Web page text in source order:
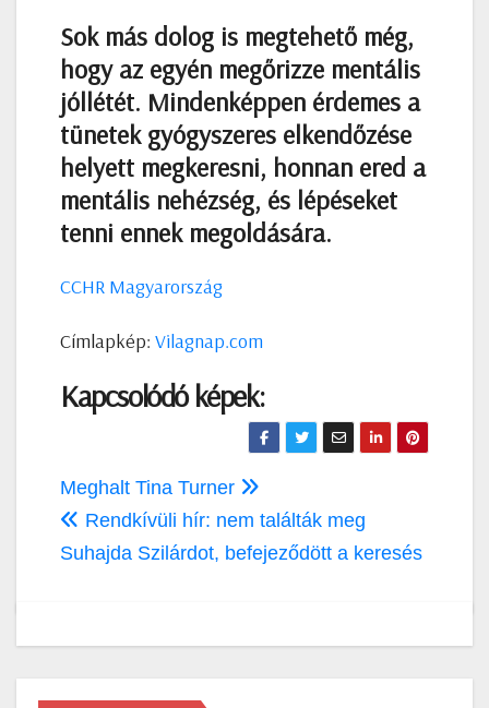
Sok más dolog is megtehető még,
hogy az egyén megőrizze mentális
jóllétét. Mindenképpen érdemes a
tünetek gyógyszeres elkendőzése
helyett megkeresni, honnan ered a
mentális nehézség, és lépéseket
tenni ennek megoldására.
CCHR Magyarország
Címlapkép: Vilagnap.com
Kapcsolódó képek:
Bejegyzés
navigáció
Meghalt Tina Turner
Rendkívüli hír: nem találták meg
Suhajda Szilárdot, befejeződött a keresés